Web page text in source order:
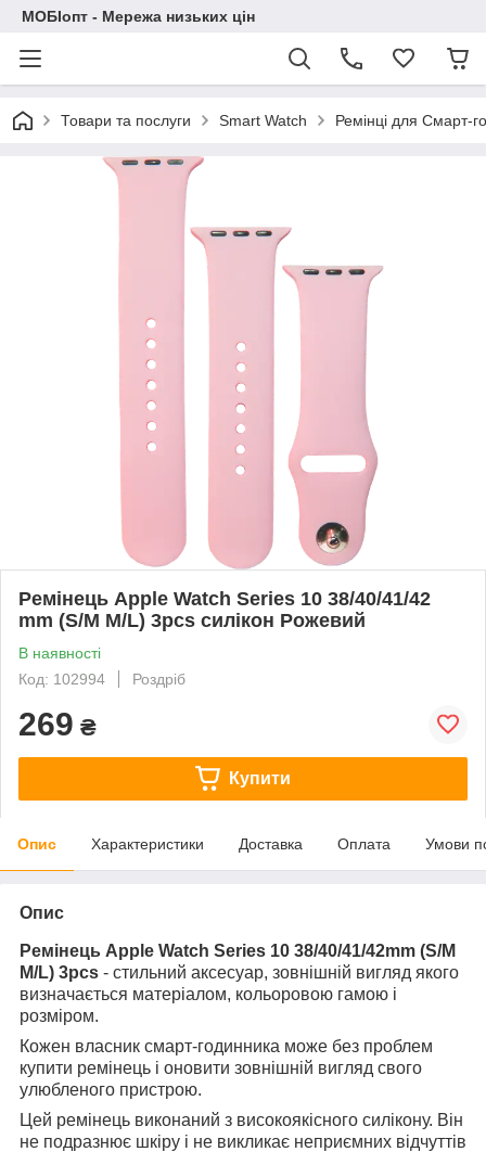
МОБІопт - Мережа низьких цін
Товари та послуги Smart Watch Ремінці для Смарт-
Ремінець Apple Watch Series 10 38/40/41/42
mm (S/M M/L) 3pcs силікон Рожевий
В наявності
Код: 102994
Роздріб
269 ₴
Купити
Опис Характеристики Доставка Оплата Умови
Опис
Ремінець Apple Watch Series 10 38/40/41/42mm (S/M
M/L) 3pcs - стильний аксесуар, зовнішній вигляд якого
визначається матеріалом, кольоровою гамою і
розміром.
Кожен власник смарт-годинника може без проблем
купити ремінець і оновити зовнішній вигляд свого
улюбленого пристрою.
Цей ремінець виконаний з високоякісного силікону. Він
не подразнює шкіру і не викликає неприємних відчуттів